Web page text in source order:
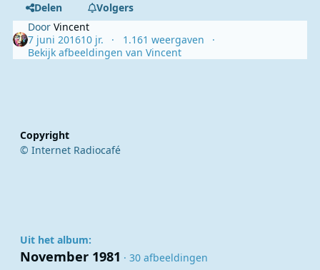
Delen
Volgers
DoorVincent
7 juni 201610 jr.
1.161 weergaven
Bekijk afbeeldingen van Vincent
Copyright
© Internet Radiocafé
Uit het album:
November 1981 · 30 afbeeldingen